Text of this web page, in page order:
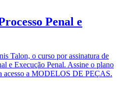
Penal e
Talon, o curso por assinatura de
e Execução Penal. Assine o plano
acesso a MODELOS DE PEÇAS.